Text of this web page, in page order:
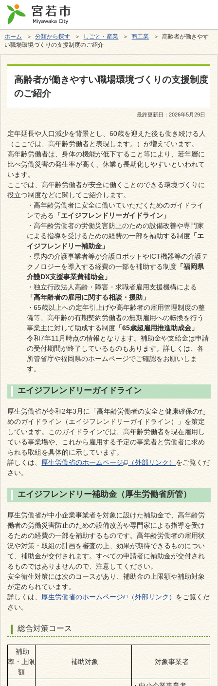
ホーム ＞分類から探す ＞ しごと・産業 ＞商工業 ＞ 高齢者が働きやす
い職場環境づくりの支援制度のご紹介
高齢者が働きやすい職場環境づくりの支援制度
のご紹介
最終更新日：2026年5月29日
定年延長や人口減少を背景とし、60歳を迎えた後も働き続ける人
（ここでは、高年齢労働者と表現します。）が増えています。
高年齢労働者は、身体の機能が低下すること等により、若年層に
比べ労働災害の発生率が高く、休業も長期化しやすいといわれて
います。
ここでは、高年齢労働者が安全に働くことのできる環境づくりに
役立つ制度などに関してご紹介します。
・高年齢労働者に安全に働いていただくためのガイドライ
ンである
「エイジフレンドリーガイドライン」
・高年齢労働者の労働災害防止のための設備改善や専門家
による指導を受けるための経費の一部を補助する制度 「エ
イジフレンドリー補助金」
・県内の介護事業者等が介護ロボットやICT機器等の介護テ
クノロジーを導入する経費の一部を補助する制度 「福岡県
介護DX支援事業費補助金」
・独立行政法人高齢・障害・求職者雇用支援機構による
「高年齢者の雇用に関する相談・援助」
・65歳以上への定年引上げや高年齢者の雇用管理制度の整
備等、高年齢の有期契約労働者の無期雇用への転換を行う
事業主に対して助成する制度 「65歳超雇用推進助成金」
令和7年11月時点の情報となります。補助金や支給金は申請
の受付期間が終了しているものもあります。詳しくは、各
所管省庁や福岡県のホームページでご確認をお願いしま
す。
エイジフレンドリーガイドライン
厚生労働省が令和2年3月に「高年齢労働者の安全と健康確保のた
めのガイドライン（エイジフレンドリーガイドライン）」を策定
しています。このガイドラインでは、高年齢労働者を現在雇用し
ている事業場や、これから雇用する予定の事業者と労働者に求め
られる取組を具体的に示しています。
詳しくは、 厚生労働省のホームページ （外部リンク） をご覧くだ
さい。
エイジフレンドリー補助金（厚生労働省所管）
厚生労働省が中小企業事業者を対象に設けた補助金で、高年齢労
働者の労働災害防止のための設備改善や専門家による指導を受け
るための経費の一部を補助するものです。高年齢労働者の雇用状
況や対策・取組の計画を審査の上、効果が期待できるものについ
て、補助金が交付されます。すべての申請者に補助金が交付され
るものではありませんので、注意してください。
安全衛生対策には次のコースがあり、補助金の上限額や補助対象
が定められています。
詳しくは、 厚生労働省のホームページ （外部リンク） をご覧くだ
さい。
総合対策コース
補助
率・上限
額
補助対象 対象事業者